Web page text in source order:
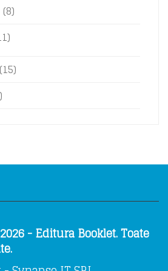
(8)
(15)
- Editura Booklet. Toate